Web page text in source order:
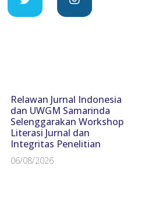
Relawan Jurnal Indonesia
dan UWGM Samarinda
Selenggarakan Workshop
Literasi Jurnal dan
Integritas Penelitian
06/08/2026